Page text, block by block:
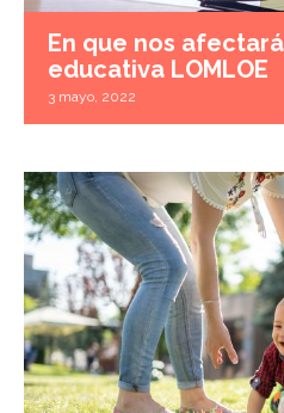
En que nos
educativa LOMLOE
3 mayo, 2022